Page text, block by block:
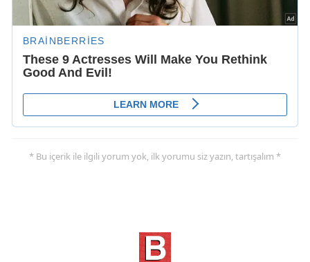
* Bu içerik ile ilgili yorum yok, ilk yorumu siz yazın, tartışalım *